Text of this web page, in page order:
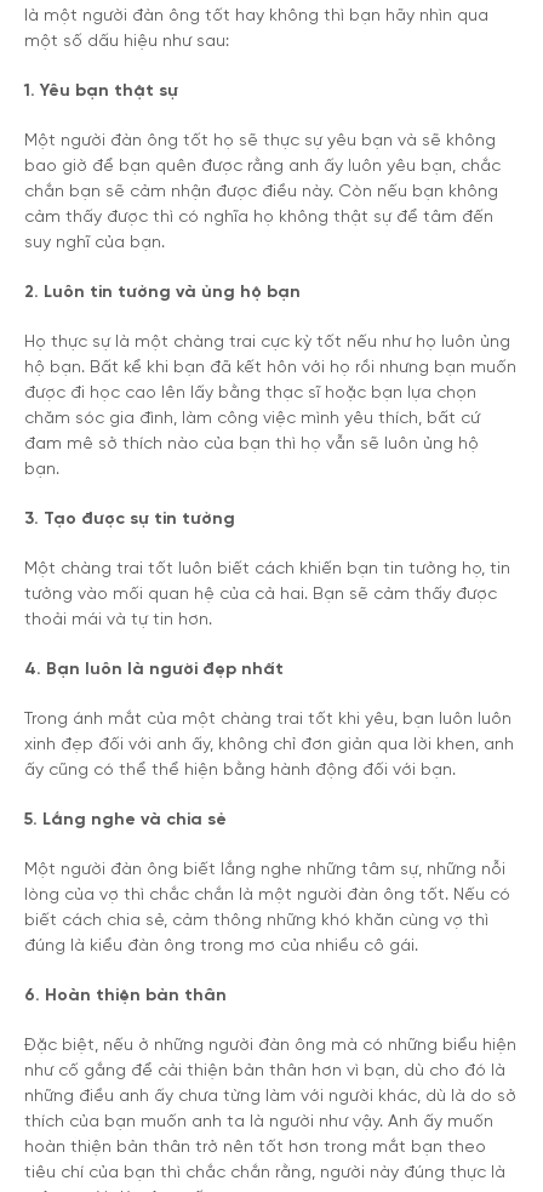
là một người đàn ông tốt hay không thì bạn hãy nhìn qua
một số dấu hiệu như sau:
1. Yêu bạn thật sự
Một người đàn ông tốt họ sẽ thực sự yêu bạn và sẽ không
bao giờ để bạn quên được rằng anh ấy luôn yêu bạn, chắc
chắn bạn sẽ cảm nhận được điều này. Còn nếu bạn không
cảm thấy được thì có nghĩa họ không thật sự để tâm đến
suy nghĩ của bạn.
2. Luôn tin tưởng và ủng hộ bạn
Họ thực sự là một chàng trai cực kỳ tốt nếu như họ luôn ủng
hộ bạn. Bất kể khi bạn đã kết hôn với họ rồi nhưng bạn muốn
được đi học cao lên lấy bằng thạc sĩ hoặc bạn lựa chọn
chăm sóc gia đình, làm công việc mình yêu thích, bất cứ
đam mê sở thích nào của bạn thì họ vẫn sẽ luôn ủng hộ
bạn.
3. Tạo được sự tin tưởng
Một chàng trai tốt luôn biết cách khiến bạn tin tưởng họ, tin
tưởng vào mối quan hệ của cả hai. Bạn sẽ cảm thấy được
thoải mái và tự tin hơn.
4. Bạn luôn là người đẹp nhất
Trong ánh mắt của một chàng trai tốt khi yêu, bạn luôn luôn
xinh đẹp đối với anh ấy, không chỉ đơn giản qua lời khen, anh
ấy cũng có thể thể hiện bằng hành động đối với bạn.
5. Lắng nghe và chia sẻ
Một người đàn ông biết lắng nghe những tâm sự, những nỗi
lòng của vợ thì chắc chắn là một người đàn ông tốt. Nếu có
biết cách chia sẻ, cảm thông những khó khăn cùng vợ thì
đúng là kiểu đàn ông trong mơ của nhiều cô gái.
6. Hoàn thiện bản thân
Đặc biệt, nếu ở những người đàn ông mà có những biểu hiện
như cố gắng để cải thiện bản thân hơn vì bạn, dù cho đó là
những điều anh ấy chưa từng làm với người khác, dù là do sở
thích của bạn muốn anh ta là người như vậy. Anh ấy muốn
hoàn thiện bản thân trở nên tốt hơn trong mắt bạn theo
tiêu chí của bạn thì chắc chắn rằng, người này đúng thực là